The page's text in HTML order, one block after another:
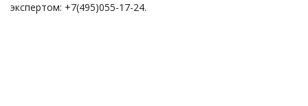
экспертом: +7(495)055-17-24.